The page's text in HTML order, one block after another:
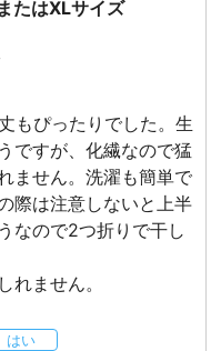
たはXLサイズ
もぴったりでした。生
ですが、化繊なので猛
ません。洗濯も簡単で
際は注意しないと上半
なので2つ折りで干し
れません。
はい